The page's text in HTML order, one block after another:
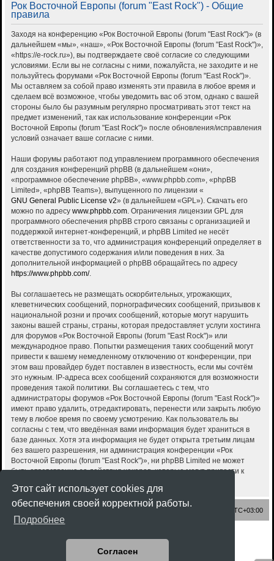
Этот сайт использует cookies для
обеспечения своей корректной работы.
Подробнее
Согласен
Рок Восточной Европы (forum "East Rock") - Общие
правила
Заходя на конференцию «Рок Восточной Европы (forum "East Rock")» (в
дальнейшем «мы», «наш», «Рок Восточной Европы (forum "East Rock")»,
«https://e-rock.ru»), вы подтверждаете своё согласие со следующими
условиями. Если вы не согласны с ними, пожалуйста, не заходите и не
пользуйтесь форумами «Рок Восточной Европы (forum "East Rock")».
Мы оставляем за собой право изменять эти правила в любое время и
сделаем всё возможное, чтобы уведомить вас об этом, однако с вашей
стороны было бы разумным регулярно просматривать этот текст на
предмет изменений, так как использование конференции «Рок
Восточной Европы (forum "East Rock")» после обновления/исправления
условий означает ваше согласие с ними.
Наши форумы работают под управлением программного обеспечения
для создания конференций phpBB (в дальнейшем «они»,
«программное обеспечение phpBB», «www.phpbb.com», «phpBB
Limited», «phpBB Teams»), выпущенного по лицензии «
GNU General Public License v2» (в дальнейшем «GPL»). Скачать его
можно по адресу www.phpbb.com. Ограничения лицензии GPL для
программного обеспечения phpBB строго связаны с организацией и
поддержкой интернет-конференций, и phpBB Limited не несёт
ответственности за то, что администрация конференций определяет в
качестве допустимого содержания и/или поведения в них. За
дополнительной информацией о phpBB обращайтесь по адресу
https://www.phpbb.com/.
Вы соглашаетесь не размещать оскорбительных, угрожающих,
клеветнических сообщений, порнографических сообщений, призывов к
национальной розни и прочих сообщений, которые могут нарушить
законы вашей страны, страны, которая предоставляет услуги хостинга
для форумов «Рок Восточной Европы (forum "East Rock")» или
международное право. Попытки размещения таких сообщений могут
привести к вашему немедленному отключению от конференции, при
этом ваш провайдер будет поставлен в известность, если мы сочтём
это нужным. IP-адреса всех сообщений сохраняются для возможности
проведения такой политики. Вы соглашаетесь с тем, что
администраторы форумов «Рок Восточной Европы (forum "East Rock")»
имеют право удалить, отредактировать, перенести или закрыть любую
тему в любое время по своему усмотрению. Как пользователь вы
согласны с тем, что введённая вами информация будет храниться в
базе данных. Хотя эта информация не будет открыта третьим лицам
без вашего разрешения, ни администрация конференции «Рок
Восточной Европы (forum "East Rock")», ни phpBB Limited не может
быть ответственна за действия хакеров, которые могут привести к
UTC+03:00
phpBB Spain
Русская поддержка phpBB